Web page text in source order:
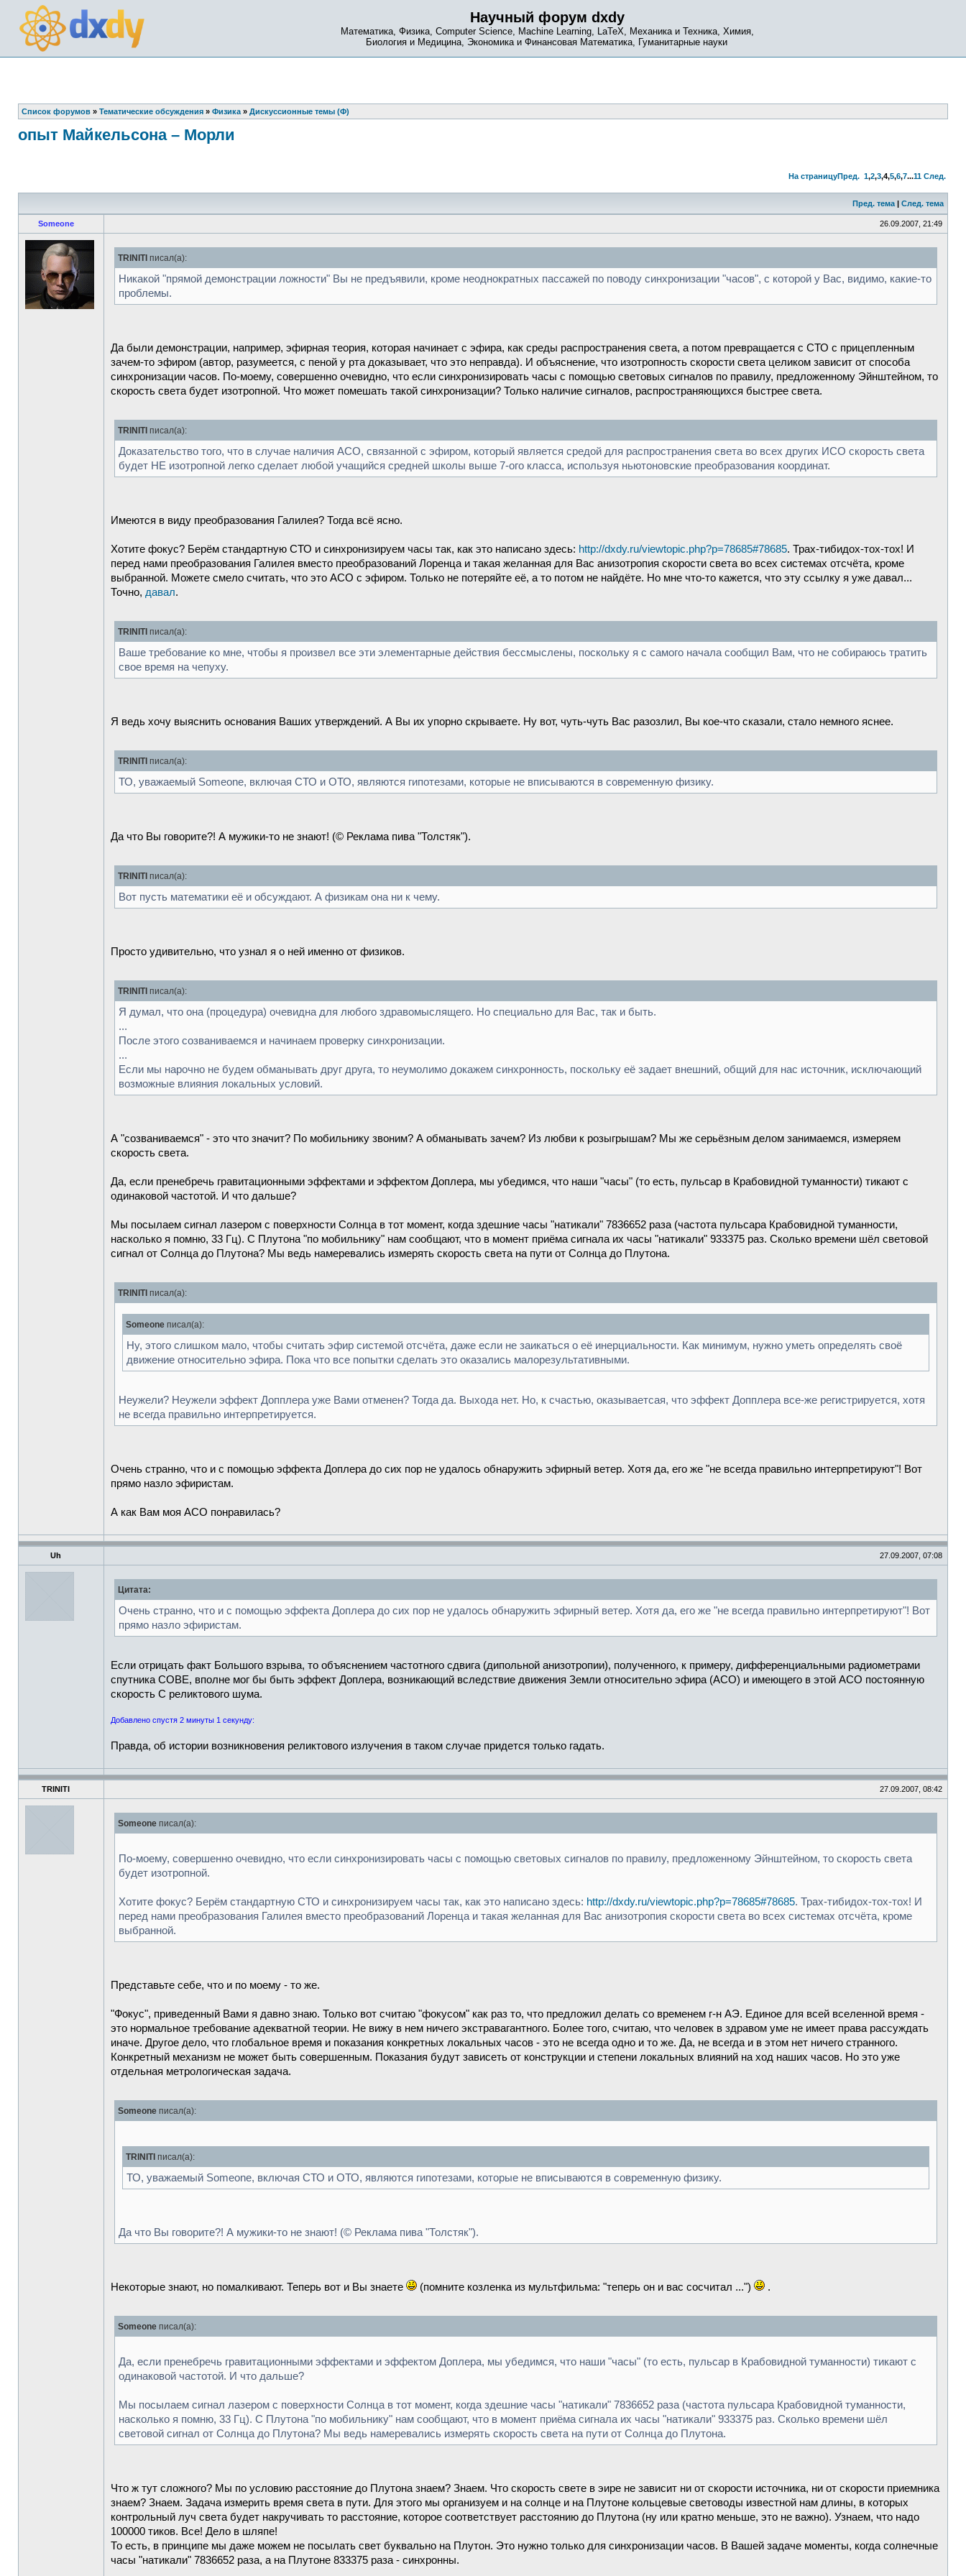
Научный форум dxdy
Математика, Физика, Computer Science, Machine Learning, LaTeX, Механика и Техника, Химия,
Биология и Медицина, Экономика и Финансовая Математика, Гуманитарные науки
Список форумов » Тематические обсуждения » Физика » Дискуссионные темы (Ф)
опыт Майкельсона – Морли
На страницуПред. 1,2,3,4,5,6,7...11 След.
Пред. тема | След. тема
Someone 26.09.2007, 21:49
TRINITI писал(а):
Никакой "прямой демонстрации ложности" Вы не предъявили, кроме неоднократных пассажей по поводу синхронизации "часов", с которой у Вас, видимо, какие-то
проблемы.
Да были демонстрации, например, эфирная теория, которая начинает с эфира, как среды распространения света, а потом превращается с СТО с прицепленным
зачем-то эфиром (автор, разумеется, с пеной у рта доказывает, что это неправда). И объяснение, что изотропность скорости света целиком зависит от способа
синхронизации часов. По-моему, совершенно очевидно, что если синхронизировать часы с помощью световых сигналов по правилу, предложенному Эйнштейном, то
скорость света будет изотропной. Что может помешать такой синхронизации? Только наличие сигналов, распространяющихся быстрее света.
TRINITI писал(а):
Доказательство того, что в случае наличия АСО, связанной с эфиром, который является средой для распространения света во всех других ИСО скорость света
будет НЕ изотропной легко сделает любой учащийся средней школы выше 7-ого класса, используя ньютоновские преобразования координат.
Имеются в виду преобразования Галилея? Тогда всё ясно.
Хотите фокус? Берём стандартную СТО и синхронизируем часы так, как это написано здесь: http://dxdy.ru/viewtopic.php?p=78685#78685. Трах-тибидох-тох-тох! И
перед нами преобразования Галилея вместо преобразований Лоренца и такая желанная для Вас анизотропия скорости света во всех системах отсчёта, кроме
выбранной. Можете смело считать, что это АСО с эфиром. Только не потеряйте её, а то потом не найдёте. Но мне что-то кажется, что эту ссылку я уже давал...
Точно, давал.
TRINITI писал(а):
Ваше требование ко мне, чтобы я произвел все эти элементарные действия бессмыслены, поскольку я с самого начала сообщил Вам, что не собираюсь тратить
свое время на чепуху.
Я ведь хочу выяснить основания Ваших утверждений. А Вы их упорно скрываете. Ну вот, чуть-чуть Вас разозлил, Вы кое-что сказали, стало немного яснее.
TRINITI писал(а):
ТО, уважаемый Someone, включая СТО и ОТО, являются гипотезами, которые не вписываются в современную физику.
Да что Вы говорите?! А мужики-то не знают! (© Реклама пива "Толстяк").
TRINITI писал(а):
Вот пусть математики её и обсуждают. А физикам она ни к чему.
Просто удивительно, что узнал я о ней именно от физиков.
TRINITI писал(а):
Я думал, что она (процедура) очевидна для любого здравомыслящего. Но специально для Вас, так и быть.
...
После этого созваниваемся и начинаем проверку синхронизации.
...
Если мы нарочно не будем обманывать друг друга, то неумолимо докажем синхронность, поскольку её задает внешний, общий для нас источник, исключающий
возможные влияния локальных условий.
А "созваниваемся" - это что значит? По мобильнику звоним? А обманывать зачем? Из любви к розыгрышам? Мы же серьёзным делом занимаемся, измеряем
скорость света.
Да, если пренебречь гравитационными эффектами и эффектом Доплера, мы убедимся, что наши "часы" (то есть, пульсар в Крабовидной туманности) тикают с
одинаковой частотой. И что дальше?
Мы посылаем сигнал лазером с поверхности Солнца в тот момент, когда здешние часы "натикали" 7836652 раза (частота пульсара Крабовидной туманности,
насколько я помню, 33 Гц). С Плутона "по мобильнику" нам сообщают, что в момент приёма сигнала их часы "натикали" 933375 раз. Сколько времени шёл световой
сигнал от Солнца до Плутона? Мы ведь намеревались измерять скорость света на пути от Солнца до Плутона.
TRINITI писал(а):
Someone писал(а):
Ну, этого слишком мало, чтобы считать эфир системой отсчёта, даже если не заикаться о её инерциальности. Как минимум, нужно уметь определять своё
движение относительно эфира. Пока что все попытки сделать это оказались малорезультативными.
Неужели? Неужели эффект Допплера уже Вами отменен? Тогда да. Выхода нет. Но, к счастью, оказываетсая, что эффект Допплера все-же регистрируется, хотя
не всегда правильно интерпретируется.
Очень странно, что и с помощью эффекта Доплера до сих пор не удалось обнаружить эфирный ветер. Хотя да, его же "не всегда правильно интерпретируют"! Вот
прямо назло эфиристам.
А как Вам моя АСО понравилась?
Uh 27.09.2007, 07:08
Цитата:
Очень странно, что и с помощью эффекта Доплера до сих пор не удалось обнаружить эфирный ветер. Хотя да, его же "не всегда правильно интерпретируют"! Вот
прямо назло эфиристам.
Если отрицать факт Большого взрыва, то объяснением частотного сдвига (дипольной анизотропии), полученного, к примеру, дифференциальными радиометрами
спутника COBE, вполне мог бы быть эффект Доплера, возникающий вследствие движения Земли относительно эфира (АСО) и имеющего в этой АСО постоянную
скорость С реликтового шума.
Добавлено спустя 2 минуты 1 секунду:
Правда, об истории возникновения реликтового излучения в таком случае придется только гадать.
TRINITI 27.09.2007, 08:42
Someone писал(а):
По-моему, совершенно очевидно, что если синхронизировать часы с помощью световых сигналов по правилу, предложенному Эйнштейном, то скорость света
будет изотропной.
Хотите фокус? Берём стандартную СТО и синхронизируем часы так, как это написано здесь: http://dxdy.ru/viewtopic.php?p=78685#78685. Трах-тибидох-тох-тох! И
перед нами преобразования Галилея вместо преобразований Лоренца и такая желанная для Вас анизотропия скорости света во всех системах отсчёта, кроме
выбранной.
Представьте себе, что и по моему - то же.
"Фокус", приведенный Вами я давно знаю. Только вот считаю "фокусом" как раз то, что предложил делать со временем г-н АЭ. Единое для всей вселенной время -
это нормальное требование адекватной теории. Не вижу в нем ничего экстравагантного. Более того, считаю, что человек в здравом уме не имеет права рассуждать
иначе. Другое дело, что глобальное время и показания конкретных локальных часов - это не всегда одно и то же. Да, не всегда и в этом нет ничего странного.
Конкретный механизм не может быть совершенным. Показания будут зависеть от конструкции и степени локальных влияний на ход наших часов. Но это уже
отдельная метрологическая задача.
Someone писал(а):
TRINITI писал(а):
ТО, уважаемый Someone, включая СТО и ОТО, являются гипотезами, которые не вписываются в современную физику.
Да что Вы говорите?! А мужики-то не знают! (© Реклама пива "Толстяк").
Некоторые знают, но помалкивают. Теперь вот и Вы знаете (помните козленка из мультфильма: "теперь он и вас сосчитал ...") .
Someone писал(а):
Да, если пренебречь гравитационными эффектами и эффектом Доплера, мы убедимся, что наши "часы" (то есть, пульсар в Крабовидной туманности) тикают с
одинаковой частотой. И что дальше?
Мы посылаем сигнал лазером с поверхности Солнца в тот момент, когда здешние часы "натикали" 7836652 раза (частота пульсара Крабовидной туманности,
насколько я помню, 33 Гц). С Плутона "по мобильнику" нам сообщают, что в момент приёма сигнала их часы "натикали" 933375 раз. Сколько времени шёл
световой сигнал от Солнца до Плутона? Мы ведь намеревались измерять скорость света на пути от Солнца до Плутона.
Что ж тут сложного? Мы по условию расстояние до Плутона знаем? Знаем. Что скорость свете в эире не зависит ни от скорости источника, ни от скорости приемника
знаем? Знаем. Задача измерить время света в пути. Для этого мы организуем и на солнце и на Плутоне кольцевые световоды известной нам длины, в которых
контрольный луч света будет накручивать то расстояние, которое соответствует расстоянию до Плутона (ну или кратно меньше, это не важно). Узнаем, что надо
100000 тиков. Все! Дело в шляпе!
То есть, в принципе мы даже можем не посылать свет буквально на Плутон. Это нужно только для синхронизации часов. В Вашей задаче моменты, когда солнечные
часы "натикали" 7836652 раза, а на Плутоне 833375 раза - синхронны.